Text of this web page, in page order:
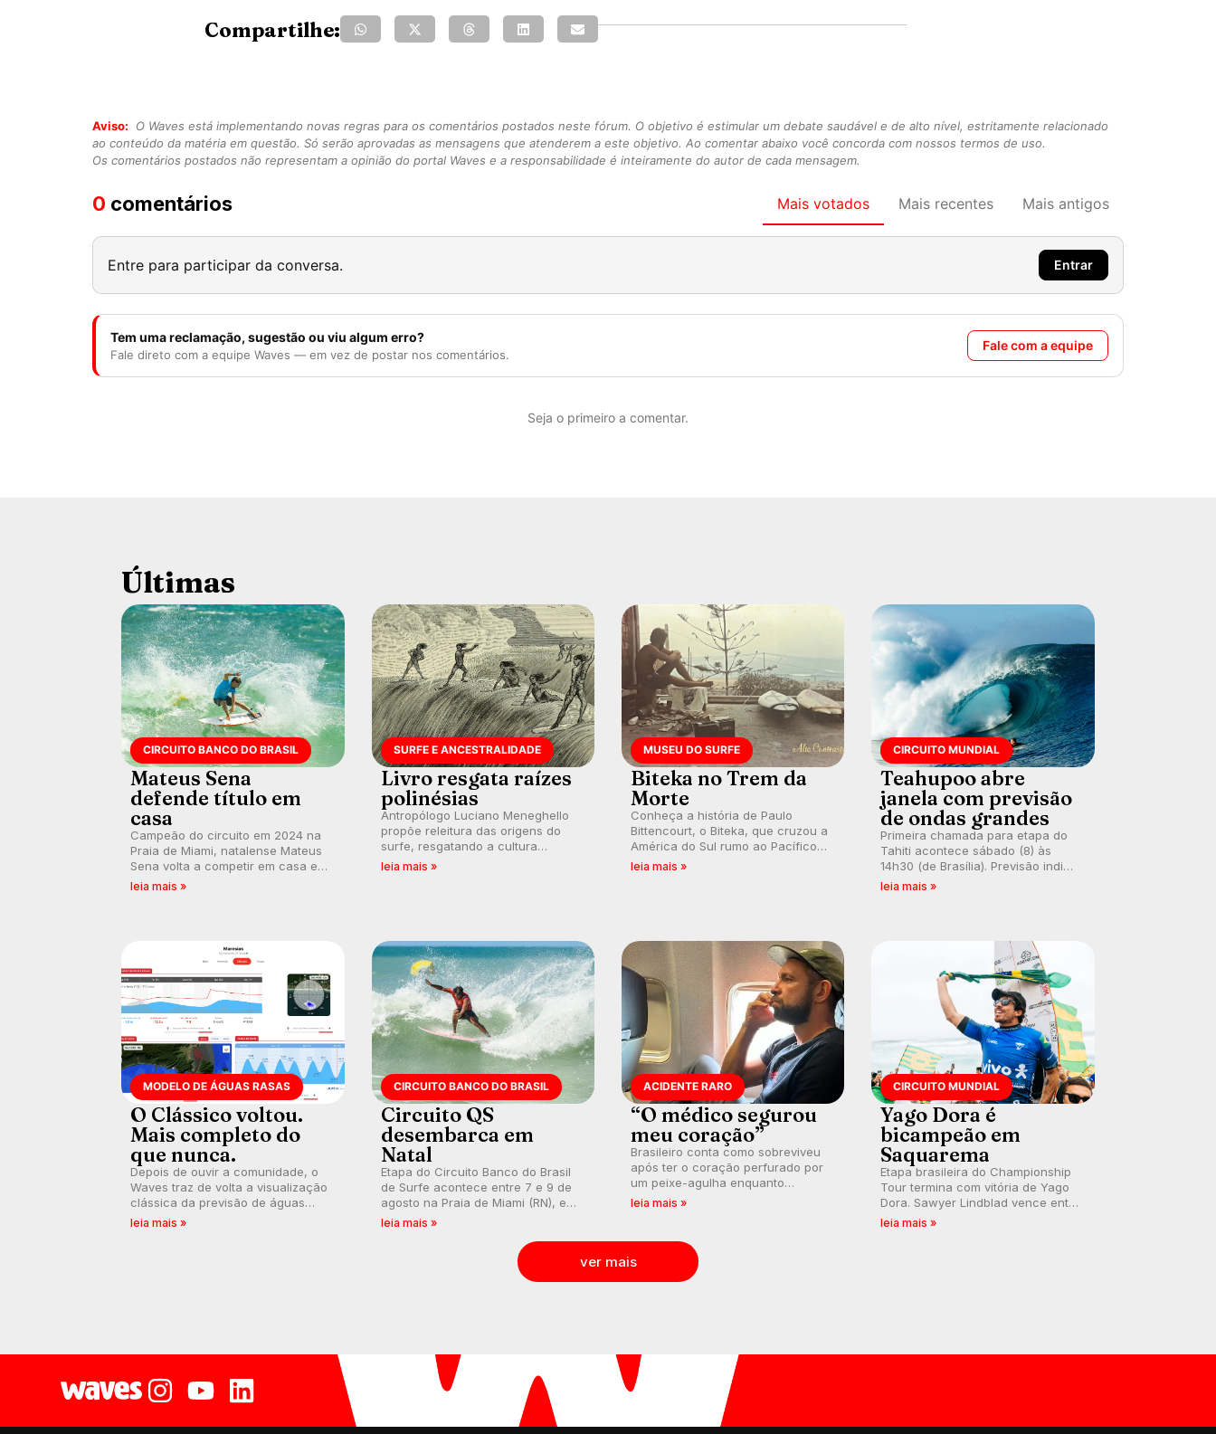
Compartilhe:
Aviso:
O Waves está implementando novas regras para os comentários postados neste fórum. O objetivo é estimular um debate saudável e de alto nível, estritamente relacionado
ao conteúdo da matéria em questão. Só serão aprovadas as mensagens que atenderem a este objetivo. Ao comentar abaixo você concorda com nossos termos de uso.
Os comentários postados não representam a opinião do portal Waves e a responsabilidade é inteiramente do autor de cada mensagem.
0 comentários Mais votados Mais recentes Mais antigos
Entre para participar da conversa. Entrar
Tem uma reclamação, sugestão ou viu algum erro?
Fale direto com a equipe Waves — em vez de postar nos comentários.
Fale com a equipe
Seja o primeiro a comentar.
Últimas
CIRCUITO BANCO DO BRASIL
Mateus Sena
defende título em
casa
Campeão do circuito em 2024 na
Praia de Miami, natalense Mateus
Sena volta a competir em casa em
busca de manter a hegemonia
leia mais »
SURFE E ANCESTRALIDADE
Livro resgata raízes
polinésias
Antropólogo Luciano Meneghello
propõe releitura das origens do
surfe, resgatando a cultura
polinésia e questionando a visão
leia mais »
MUSEU DO SURFE
Biteka no Trem da
Morte
Conheça a história de Paulo
Bittencourt, o Biteka, que cruzou a
América do Sul rumo ao Pacífico
em uma jornada que se tornou um
leia mais »
CIRCUITO MUNDIAL
Teahupoo abre
janela com previsão
de ondas grandes
Primeira chamada para etapa do
Tahiti acontece sábado (8) às
14h30 (de Brasília). Previsão indica
swell consistente. Medina
leia mais »
MODELO DE ÁGUAS RASAS
O Clássico voltou.
Mais completo do
que nunca.
Depois de ouvir a comunidade, o
Waves traz de volta a visualização
clássica da previsão de águas
rasas, agora integrada à nova
leia mais »
CIRCUITO BANCO DO BRASIL
Circuito QS
desembarca em
Natal
Etapa do Circuito Banco do Brasil
de Surfe acontece entre 7 e 9 de
agosto na Praia de Miami (RN), em
disputas válidas pelo Qualifying
por vagas no Challenger Series.
leia mais »
ACIDENTE RARO
“O médico segurou
meu coração”
Brasileiro conta como sobreviveu
após ter o coração perfurado por
um peixe-agulha enquanto
surfava na Costa Rica.
leia mais »
CIRCUITO MUNDIAL
Yago Dora é
bicampeão em
Saquarema
Etapa brasileira do Championship
Tour termina com vitória de Yago
Dora. Sawyer Lindblad vence entre
as mulheres e Leonardo Fioravanti
leia mais »
ver mais